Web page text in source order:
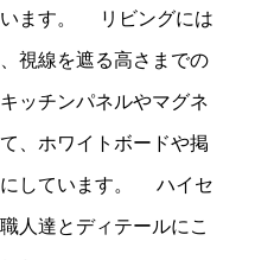
います。 リビングには
視線を遮る高さまでの
ッチンパネルやマグネ
、ホワイトボードや掲
にしています。 ハイセ
人達とディテールにこ